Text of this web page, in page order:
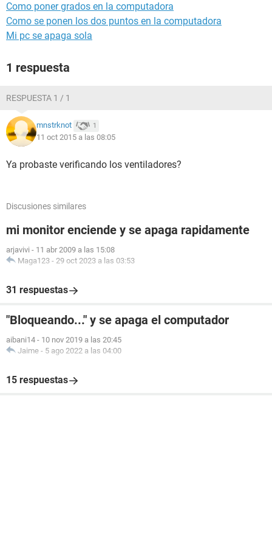
Como poner grados en la computadora
Como se ponen los dos puntos en la computadora
Mi pc se apaga sola
1 respuesta
RESPUESTA 1 / 1
mnstrknot 1
11 oct 2015 a las 08:05
Ya probaste verificando los ventiladores?
Discusiones similares
mi monitor enciende y se apaga rapidamente
arjavivi - 11 abr 2009 a las 15:08
Maga123 - 29 oct 2023 a las 03:53
31 respuestas
"Bloqueando..." y se apaga el computador
aibani14 - 10 nov 2019 a las 20:45
Jaime - 5 ago 2022 a las 04:00
15 respuestas